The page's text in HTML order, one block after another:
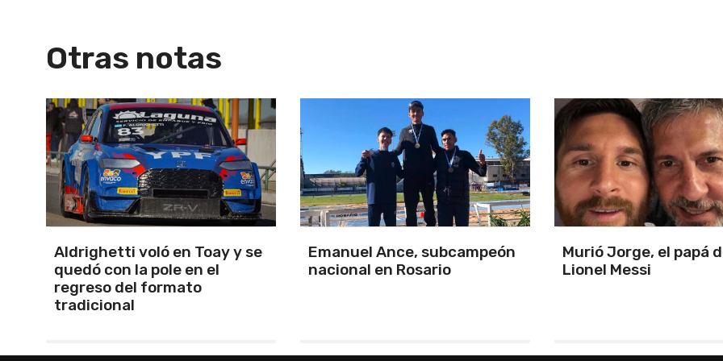
Otras notas
Emanuel Ance, subcampeón
nacional en Rosario
Murió Jorge, el papá de
Lionel Messi
Triunfo en un
Chile y primeros de